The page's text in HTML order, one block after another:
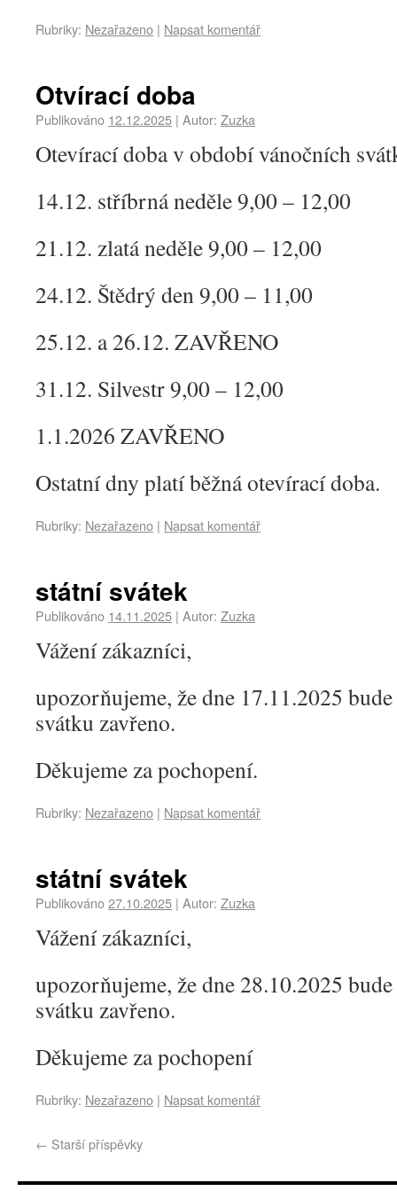
Rubriky: Nezařazeno | Napsat komentář
Otvírací doba
Publikováno 12.12.2025 | Autor: Zuzka
Otevírací doba v období vánočních
14.12. stříbrná neděle 9,00 – 12,00
21.12. zlatá neděle 9,00 – 12,00
24.12. Štědrý den 9,00 – 11,00
25.12. a 26.12. ZAVŘENO
31.12. Silvestr 9,00 – 12,00
1.1.2026 ZAVŘENO
Ostatní dny platí běžná otevírací doba.
Rubriky: Nezařazeno | Napsat komentář
státní svátek
Publikováno 14.11.2025 | Autor: Zuzka
Vážení zákazníci,
upozorňujeme, že dne 17.11.2025
svátku zavřeno.
Děkujeme za pochopení.
Rubriky: Nezařazeno | Napsat komentář
státní svátek
Publikováno27.10.2025 | Autor: Zuzka
Vážení zákazníci,
upozorňujeme, že dne 28.10.2025
svátku zavřeno.
Děkujeme za pochopení
Rubriky: Nezařazeno | Napsat komentář
← Starší příspěvky